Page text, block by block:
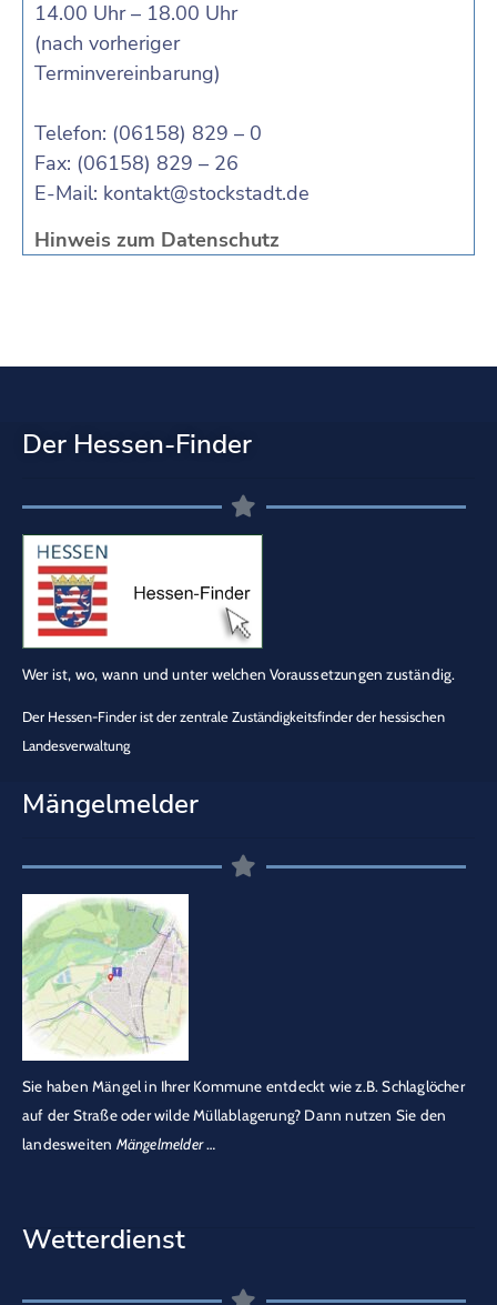
14.00 Uhr – 18.00 Uhr
(nach vorheriger
Terminvereinbarung)
Telefon: (06158) 829 – 0
Fax: (06158) 829 – 26
E-Mail: kontakt@stockstadt.de
Hinweis zum Datenschutz
Der Hessen-Finder
Wer ist, wo, wann und unter welchen Voraussetzungen zuständig.
Der Hessen-Finder ist der zentrale Zuständigkeitsfinder der hessischen
Landesverwaltung
Mängelmelder
Sie haben Mängel in Ihrer Kommune entdeckt wie z.B. Schlaglöcher
auf der Straße oder wilde Müllablagerung? Dann nutzen Sie den
landesweiten Mängelmelder…
Wetterdienst